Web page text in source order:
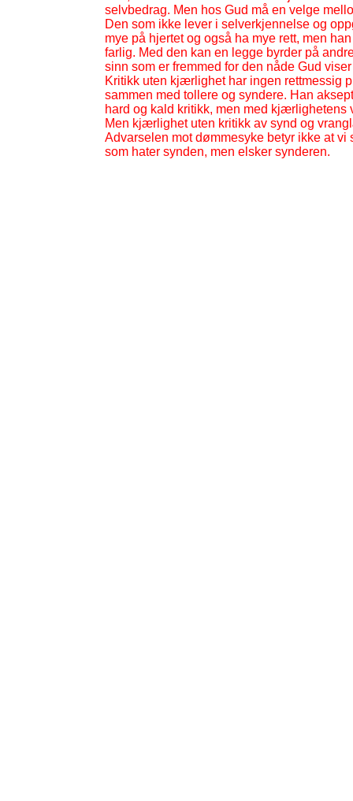
selvbedrag. Men hos Gud må en velge
Den som ikke lever i selverkjennelse og
mye på hjertet og også ha mye rett, men
farlig. Med den kan en legge byrder på
sinn som er fremmed for den nåde Gud
Kritikk uten kjærlighet har ingen rettmessig
sammen med tollere og syndere. Han
hard og kald kritikk, men med kjærlighetens
Men kjærlighet uten kritikk av synd og
Advarselen mot dømmesyke betyr ikke at
som hater synden, men elsker synderen.